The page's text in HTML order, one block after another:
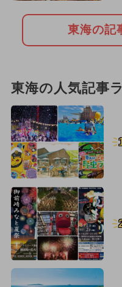
東海の記
東海の人気記事